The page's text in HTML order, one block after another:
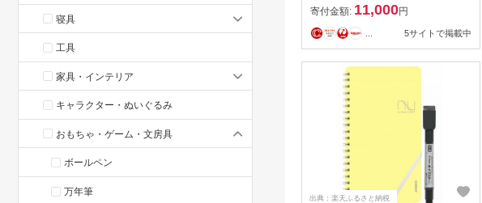
寝具
工具
家具・インテリア
キャラクター・ぬいぐるみ
おもちゃ・ゲーム・文房具
ボールペン
万年筆
寄付金額: 11,000円
5サイトで掲載中
出典：楽天ふるさと納税